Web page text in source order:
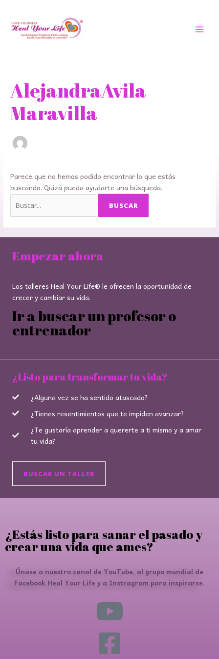
contenido
AlejandraAvila
Maravilla
Parece que no hemos podido encontrar lo que estás
buscando. Quizá pueda ayudarte una búsqueda.
Empezar ahora
Los talleres Heal Your Life® le ofrecen la oportunidad de
crecer y cambiar su vida.
Ir a buscar un profesor o
entrenador
¿Listo para transformar tu vida?
¿Alguna vez se ha sentido atascado?
¿Tienes resentimientos que te impiden avanzar?
¿Te gustaría aprender a quererte a ti mismo y a amar
tu vida?
BUSCAR UN TALLER
¿Estás listo para sanar el pasado y
crear una vida que ames?
Únase a nuestro canal de YouTube, al grupo mundial de
Facebook Heal Your Life y a Instragram para inspirarse.